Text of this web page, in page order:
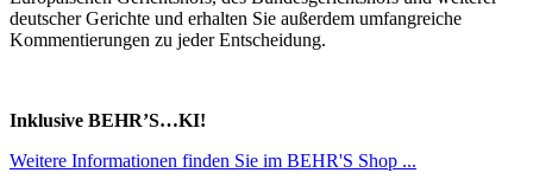
deutscher Gerichte und erhalten Sie außerdem umfangreiche
Kommentierungen zu jeder Entscheidung.
Inklusive BEHR’S…KI!
Weitere Informationen finden Sie im BEHR'S Shop ...